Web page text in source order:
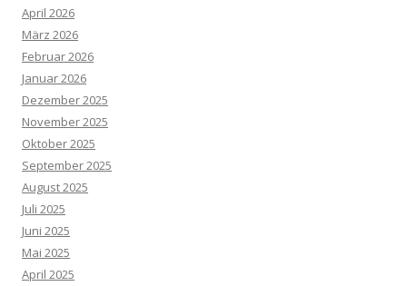
April 2026
März 2026
Februar 2026
Januar 2026
Dezember 2025
November 2025
Oktober 2025
September 2025
August 2025
Juli 2025
Juni 2025
Mai 2025
April 2025